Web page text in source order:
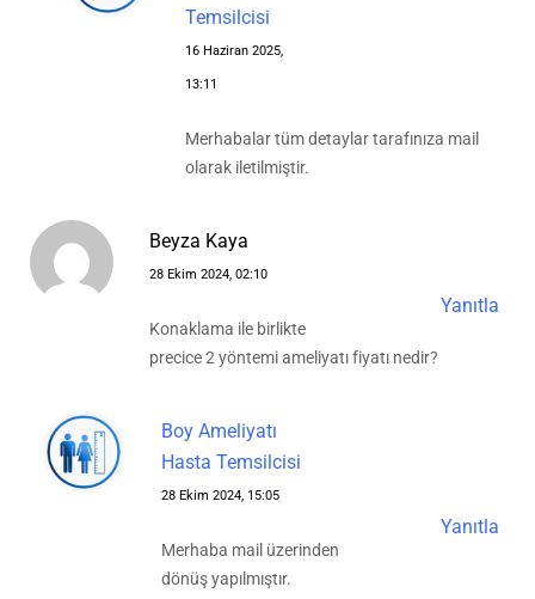
Temsilcisi
16 Haziran 2025,
13:11
Merhabalar tüm detaylar tarafınıza mail
olarak iletilmiştir.
Beyza Kaya
28 Ekim 2024, 02:10
Yanıtla
Konaklama ile birlikte
precice 2 yöntemi ameliyatı fiyatı nedir?
Boy Ameliyatı
Hasta Temsilcisi
28 Ekim 2024, 15:05
Yanıtla
Merhaba mail üzerinden
dönüş yapılmıştır.